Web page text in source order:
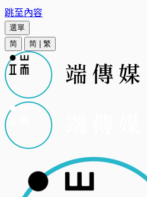
跳至內容
選單
简
简 繁